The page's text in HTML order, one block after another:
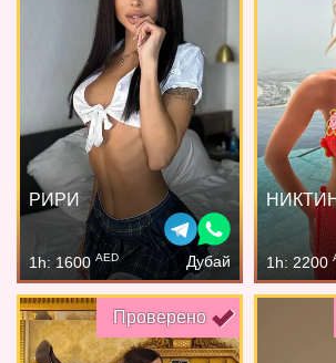
РИРИ
1h: 1600 AED Дубай 1h: 2200
Проверено